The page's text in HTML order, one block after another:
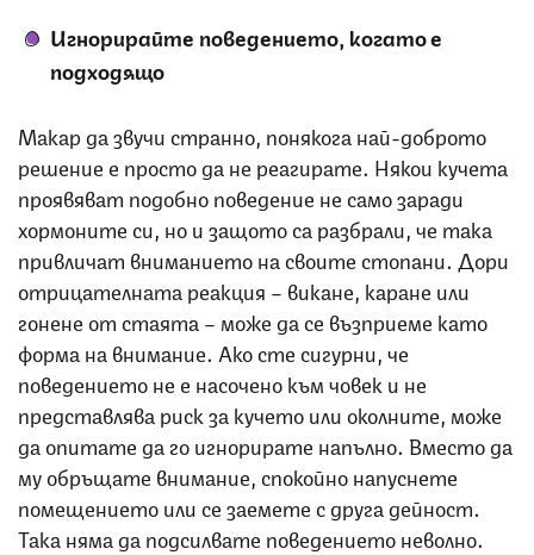
Игнорирайте поведението, когато е
подходящо
Макар да звучи странно, понякога най-доброто
решение е просто да не реагирате. Някои кучета
проявяват подобно поведение не само заради
хормоните си, но и защото са разбрали, че така
привличат вниманието на своите стопани. Дори
отрицателната реакция – викане, каране или
гонене от стаята – може да се възприеме като
форма на внимание. Ако сте сигурни, че
поведението не е насочено към човек и не
представлява риск за кучето или околните, може
да опитате да го игнорирате напълно. Вместо да
му обръщате внимание, спокойно напуснете
помещението или се заемете с друга дейност.
Така няма да подсилвате поведението неволно.